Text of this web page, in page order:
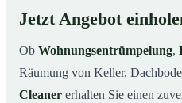
Jetzt Angebot
Ob Wohnungsentrümpelung,
Räumung von Keller,
Cleaner erhalten Sie einen